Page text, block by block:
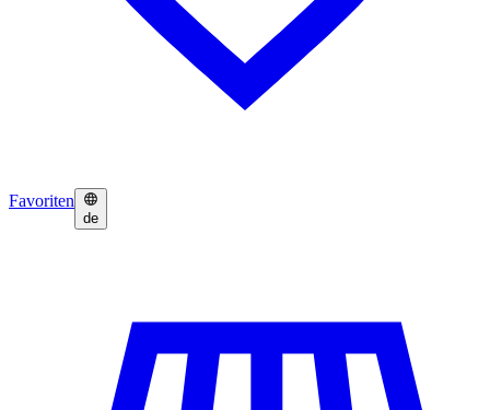
Favoriten
de